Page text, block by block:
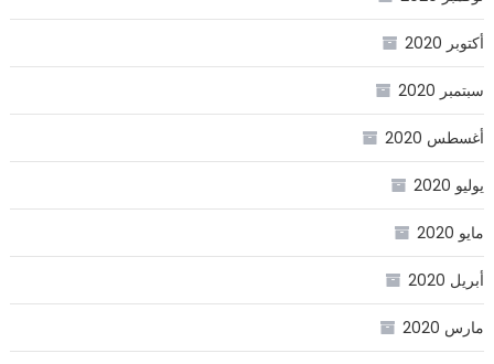
أكتوبر 2020
سبتمبر 2020
أغسطس 2020
يوليو 2020
مايو 2020
أبريل 2020
مارس 2020